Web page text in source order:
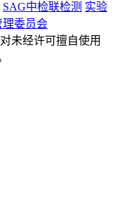
SAG中检联检测 实验
理委员会
未经许可擅自使用